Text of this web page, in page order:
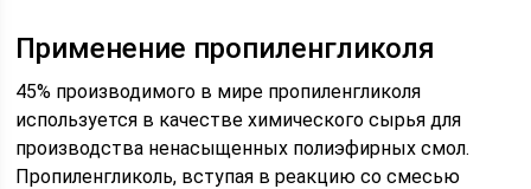
Применение пропиленгликоля
45% производимого в мире пропиленгликоля
используется в качестве химического сырья для
производства ненасыщенных полиэфирных смол.
Пропиленгликоль, вступая в реакцию со смесью